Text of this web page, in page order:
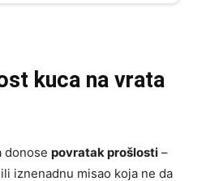
kuca na vrata
donose povratak prošlosti –
iznenadnu misao koja ne da